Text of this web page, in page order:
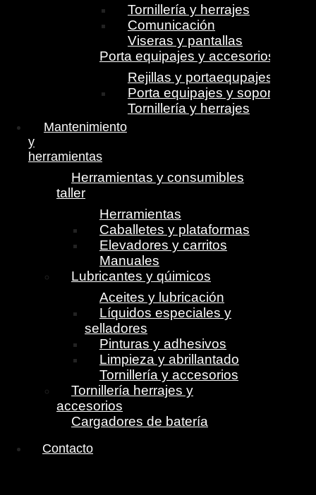
Tornillería y herrajes
Comunicación
Viseras y pantallas
Porta equipajes y accesorios
Rejillas y portaequpajes
Porta equipajes y soportes
Tornillería y herrajes
Mantenimiento
y
herramientas
Herramientas y consumibles
taller
Herramientas
Caballetes y plataformas
Elevadores y carritos
Manuales
Lubricantes y qúimicos
Aceites y lubricación
Líquidos especiales y
selladores
Pinturas y adhesivos
Limpieza y abrillantado
Tornillería y accesorios
Tornillería herrajes y
accesorios
Cargadores de batería
Contacto